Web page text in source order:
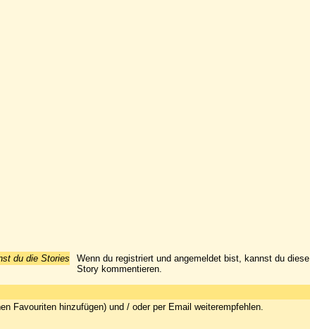
du die Stories
Wenn du registriert und angemeldet bist, kannst du diese
Story kommentieren.
Favouriten hinzufügen) und / oder per Email weiterempfehlen.